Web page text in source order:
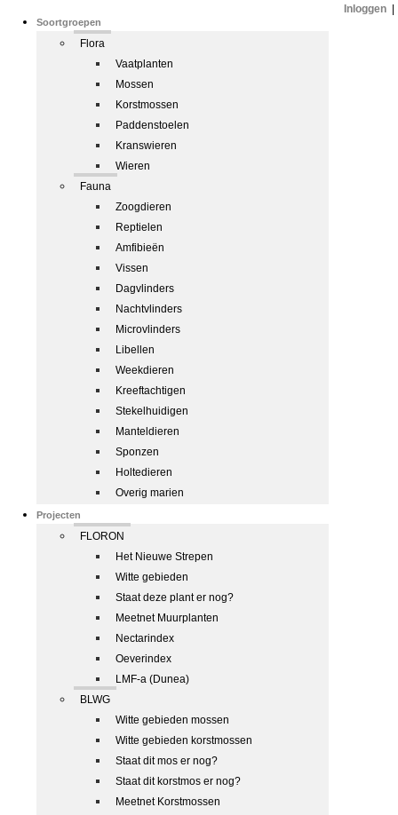
Soortgroepen
Flora
Vaatplanten
Mossen
Korstmossen
Paddenstoelen
Kranswieren
Wieren
Fauna
Zoogdieren
Reptielen
Amfibieën
Vissen
Dagvlinders
Nachtvlinders
Microvlinders
Libellen
Weekdieren
Kreeftachtigen
Stekelhuidigen
Manteldieren
Sponzen
Holtedieren
Overig marien
Projecten
FLORON
Het Nieuwe Strepen
Witte gebieden
Staat deze plant er nog?
Meetnet Muurplanten
Nectarindex
Oeverindex
LMF-a (Dunea)
BLWG
Witte gebieden mossen
Witte gebieden korstmossen
Staat dit mos er nog?
Staat dit korstmos er nog?
Meetnet Korstmossen
Inloggen